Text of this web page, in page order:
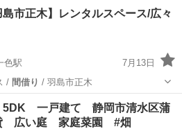
島市正木】レンタルスペース/広々
色駅
7月13日
/ 間借り / 羽島市正木
レンタルオフィス
一戸建て 静岡市清水区蒲
広い庭 家庭菜園 #畑